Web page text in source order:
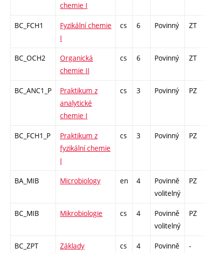
chemie I
BC_FCH1
Fyzikální chemie
I
cs 6 Povinný ZT
BC_OCH2
Organická
chemie II
cs 6 Povinný ZT
BC_ANC1_P
Praktikum z
analytické
chemie I
cs 3 Povinný PZ
BC_FCH1_P
Praktikum z
fyzikální chemie
I
cs 3 Povinný PZ
BA_MIB Microbiology en 4
Povinně
volitelný
PZ
BC_MIB Mikrobiologie cs 4
Povinně
volitelný
PZ
BC_ZPT
Základy
cs 4
Povinně
-